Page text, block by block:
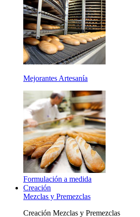
Mejorantes Artesanía
Formulación a medida
Creación
Mezclas y Premezclas
Creación Mezclas y Premezclas